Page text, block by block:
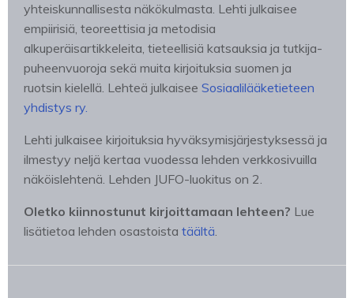
yhteiskunnallisesta näkökulmasta. Lehti julkaisee
empiirisiä, teoreettisia ja metodisia
alkuperäisartikkeleita, tieteellisiä katsauksia ja tutkija-
puheenvuoroja sekä muita kirjoituksia suomen ja
ruotsin kielellä. Lehteä julkaisee Sosiaalilääketieteen
yhdistys ry.
Lehti julkaisee kirjoituksia hyväksymisjärjestyksessä ja
ilmestyy neljä kertaa vuodessa lehden verkkosivuilla
näköislehtenä. Lehden JUFO-luokitus on 2.
Oletko kiinnostunut kirjoittamaan lehteen? Lue
lisätietoa lehden osastoista täältä.